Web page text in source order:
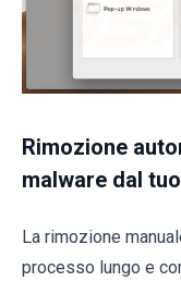
Rimozione
malware dal
La rimozione
processo lungo e